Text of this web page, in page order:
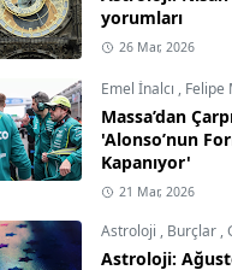
yorumları
26 Mar, 2026
Emel İnalcı , Felipe
Massa’dan
'Alonso’nun
Kapanıyor'
21 Mar, 2026
Astroloji , Burçlar ,
Astroloji: